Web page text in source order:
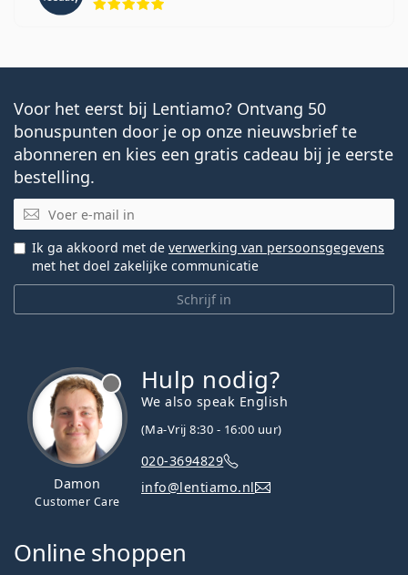
Voor het eerst bij Lentiamo? Ontvang 50
bonuspunten door je op onze nieuwsbrief te
abonneren en kies een gratis cadeau bij je eerste
bestelling.
E-mail
Schrijf in
Ik ga akkoord met de verwerking van persoonsgegevens
met het doel zakelijke communicatie
Damon
Customer Care
Hulp nodig?
We also speak English
(Ma-Vrij 8:30 - 16:00 uur)
020-3694829
info@lentiamo.nl
Online shoppen